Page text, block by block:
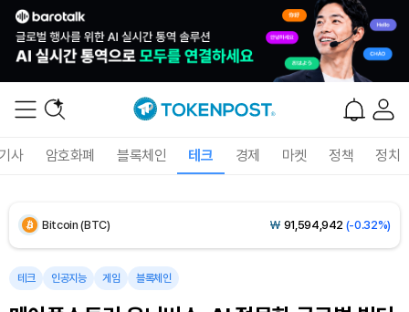
사 암호화폐 블록체인 테크 경제 마켓 정책 정치
Bitcoin (BTC) ₩ 91,594,942 (-0.32%)
Ethereum (ETH)
테크 인공지능 게임 블록체인